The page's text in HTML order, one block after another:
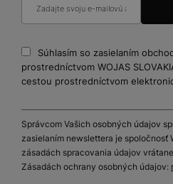
Súhlasím so zasielaním
prostredníctvom WOJAS
cestou prostredníctvom
Správcom Vašich osobných údajov
zasielaním newslettera je spoločnosť
zásadách spracovania údajov
Zásadách ochrany osobných údajov: